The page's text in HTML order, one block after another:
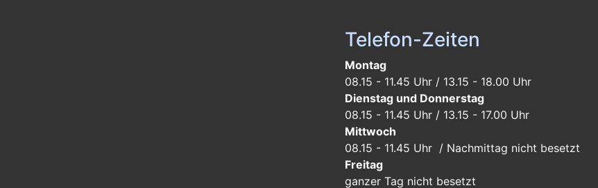
Telefon-Zeiten
Montag
08.15 - 11.45 Uhr / 13.15 - 18.00 Uhr
Dienstag und Donnerstag
08.15 - 11.45 Uhr / 13.15 - 17.00 Uhr
Mittwoch
08.15 - 11.45 Uhr / Nachmittag nicht besetzt
Freitag
ganzer Tag nicht besetzt